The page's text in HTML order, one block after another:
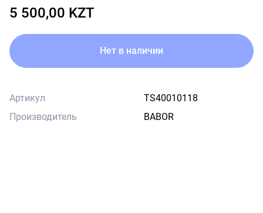
5 500,00 KZT
Нет в наличии
Артикул
TS40010118
Производитель
BABOR